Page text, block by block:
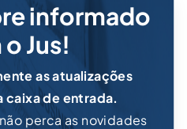
informado
Jus!
as atualizações
caixa de entrada.
perca as novidades